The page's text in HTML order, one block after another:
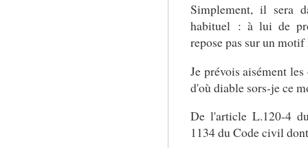
Simplement, il sera
habituel : à lui de
repose pas sur un
Je prévois aisément
d'où diable sors-je ce
De l'article L.120-4
1134 du Code civil